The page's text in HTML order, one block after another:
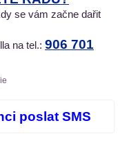
se vám začne dařit
na tel.: 906 701
poslat SMS